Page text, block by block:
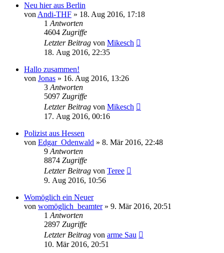
Neu hier aus Berlin
von Andi-THF » 18. Aug 2016, 17:18
1 Antworten
4604 Zugriffe
Letzter Beitrag von Mikesch
18. Aug 2016, 22:35
Hallo zusammen!
von Jonas » 16. Aug 2016, 13:26
3 Antworten
5097 Zugriffe
Letzter Beitrag von Mikesch
17. Aug 2016, 00:16
Polizist aus Hessen
von Edgar_Odenwald » 8. Mär 2016, 22:48
9 Antworten
8874 Zugriffe
Letzter Beitrag von Teree
9. Aug 2016, 10:56
Womöglich ein Neuer
von womöglich_beamter» 9. Mär 2016, 20:51
1 Antworten
2897 Zugriffe
Letzter Beitrag von arme Sau
10. Mär 2016, 20:51